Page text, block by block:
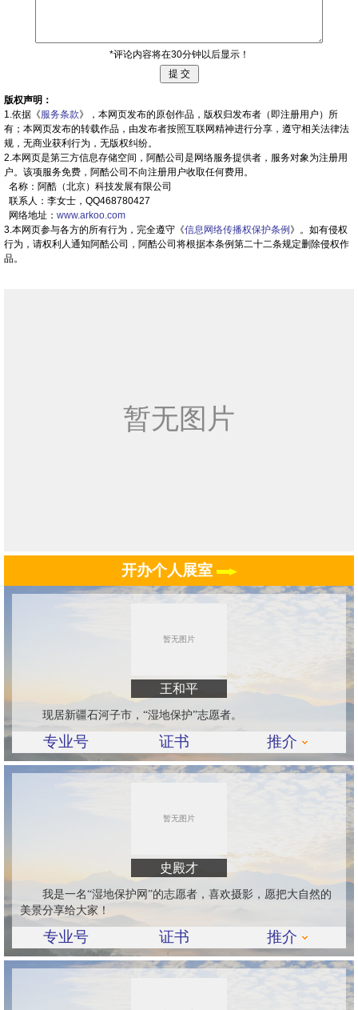
*评论内容将在30分钟以后显示！
版权声明：
1.依据《服务条款》，本网页发布的原创作品，版权归发布者（即注册用户）所
有；本网页发布的转载作品，由发布者按照互联网精神进行分享，遵守相关法律法
规，无商业获利行为，无版权纠纷。
2.本网页是第三方信息存储空间，阿酷公司是网络服务提供者，服务对象为注册用
户。该项服务免费，阿酷公司不向注册用户收取任何费用。
名称：阿酷（北京）科技发展有限公司
联系人：李女士，QQ468780427
网络地址： www.arkoo.com
3.本网页参与各方的所有行为，完全遵守《信息网络传播权保护条例》。如有侵权
行为，请权利人通知阿酷公司，阿酷公司将根据本条例第二十二条规定删除侵权作
品。
开办个人展室
王和平
现居新疆石河子市，“湿地保护”志愿者。
专业号 证书 推介
史殿才
我是一名“湿地保护网”的志愿者，喜欢摄影，愿把大自然的
美景分享给大家！
专业号 证书 推介